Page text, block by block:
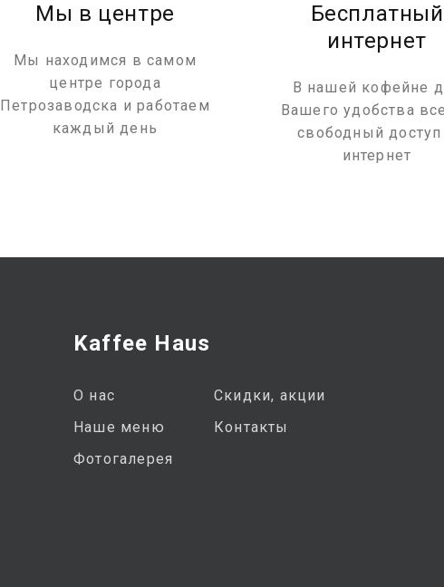
Мы в центре
Мы находимся в самом
центре города
Петрозаводска и работаем
каждый день
Бесплатный
интернет
В нашей кофейне
Вашего удобства
свободный доступ
интернет
Kaffee Haus
О нас
Наше меню
Фотогалерея
Скидки, акции
Контакты